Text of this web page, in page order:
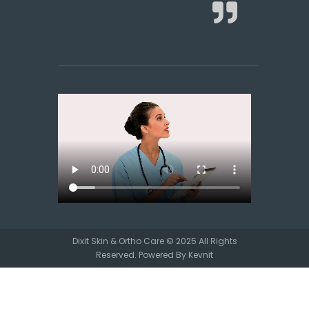
Dixit Skin & Ortho Care © 2025 All Rights
Reserved. Powered By Kevnit